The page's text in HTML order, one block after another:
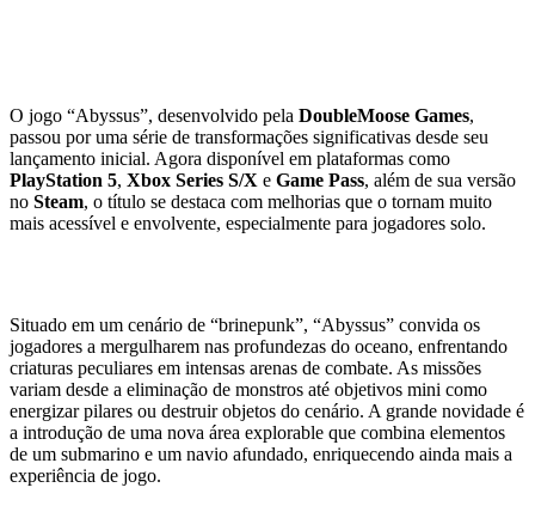
O jogo “Abyssus”, desenvolvido pela DoubleMoose Games,
passou por uma série de transformações significativas desde seu
lançamento inicial. Agora disponível em plataformas como
PlayStation 5, Xbox Series S/X e Game Pass, além de sua versão
no Steam, o título se destaca com melhorias que o tornam muito
mais acessível e envolvente, especialmente para jogadores solo.
Situado em um cenário de “brinepunk”, “Abyssus” convida os
jogadores a mergulharem nas profundezas do oceano, enfrentando
criaturas peculiares em intensas arenas de combate. As missões
variam desde a eliminação de monstros até objetivos mini como
energizar pilares ou destruir objetos do cenário. A grande novidade é
a introdução de uma nova área explorable que combina elementos
de um submarino e um navio afundado, enriquecendo ainda mais a
experiência de jogo.